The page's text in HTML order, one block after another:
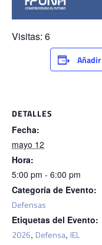
Visitas: 6
DETALLES
Fecha:
mayo 12
Hora:
5:00 pm - 6:00 pm
Categoría de Evento:
Defensas
Etiquetas del Evento:
2026, Defensa, IEL